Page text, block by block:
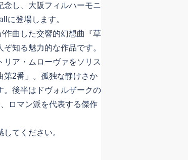
し、大阪フィルハーモニ
に登場します。
曲した交響的幻想曲『草
知る魅力的な作品です。
ア・ムローヴァをソリス
第2番」。孤独な静けさか
。後半はドヴォルザークの
ロマン派を代表する傑作
てください。